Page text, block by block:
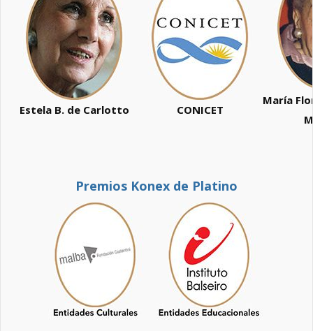
Estela B. de Carlotto CONICET
María
Premios Konex de Platino